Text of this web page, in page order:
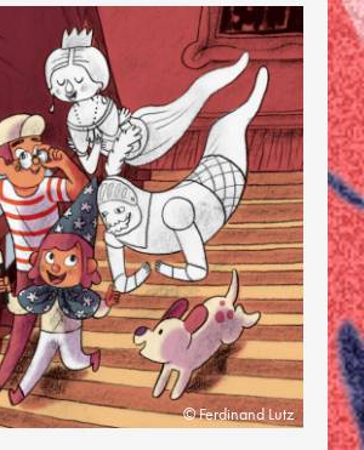
Ferdinand Lutz